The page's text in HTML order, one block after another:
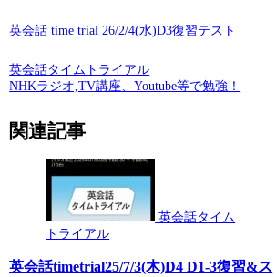
英会話 time trial 26/2/4(水)D3復習テスト
英会話タイムトライアル
NHKラジオ,TV講座、Youtube等で勉強！
関連記事
英会話タイム
トライアル
英会話timetrial25/7/3(木)D4 D1-3復習&ス